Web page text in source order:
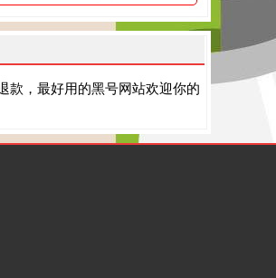
款，最好用的黑号网站欢迎你的